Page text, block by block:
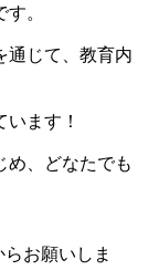
。
通じて、教育内
ます！
め、どなたでも
お願いしま